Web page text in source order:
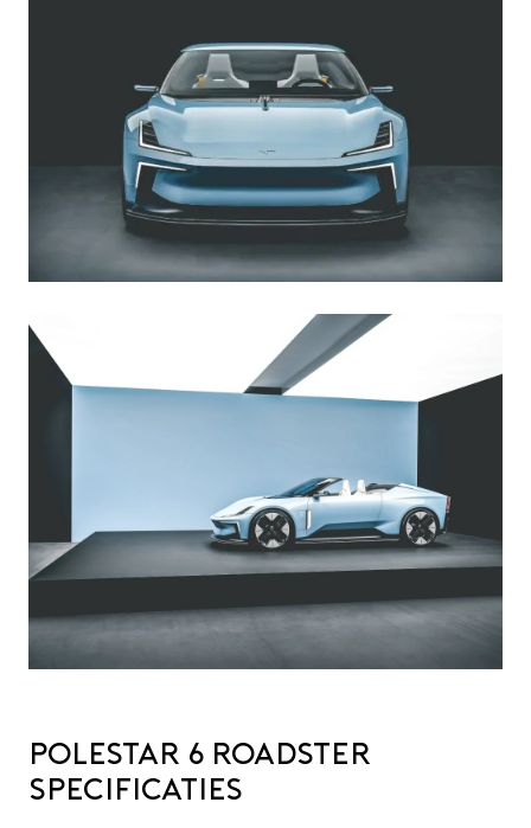
Polestar 6 Roadster
Specificaties